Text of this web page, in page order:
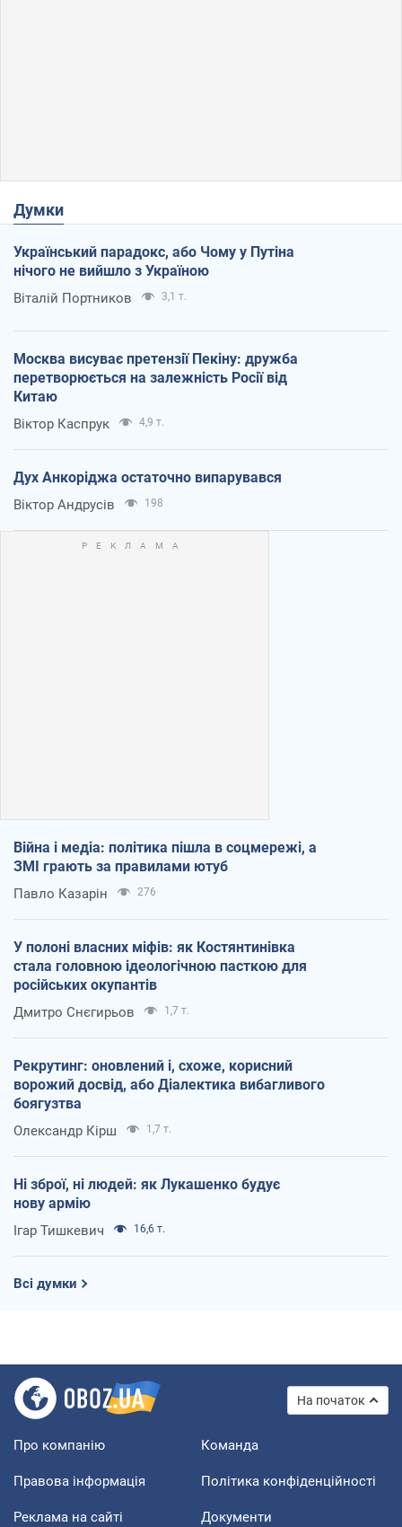
Думки
Український парадокс, або Чому у Путіна
нічого не вийшло з Україною
Віталій Портников 3,1 т.
Москва висуває претензії Пекіну: дружба
перетворюється на залежність Росії від
Китаю
Віктор Каспрук 4,9 т.
Дух Анкоріджа остаточно випарувався
Віктор Андрусів 198
Війна і медіа: політика пішла в соцмережі, а
ЗМІ грають за правилами ютуб
Павло Казарін 276
У полоні власних міфів: як Костянтинівка
стала головною ідеологічною пасткою для
російських окупантів
Дмитро Снєгирьов 1,7 т.
Рекрутинг: оновлений і, схоже, корисний
ворожий досвід, або Діалектика вибагливого
боягузтва
Олександр Кірш 1,7 т.
Ні зброї, ні людей: як Лукашенко будує
нову армію
Ігар Тишкевич 16,6 т.
Всі думки
На початок
Про компанію Команда
Правова інформація Політика конфіденційності
Реклама на сайті Документи